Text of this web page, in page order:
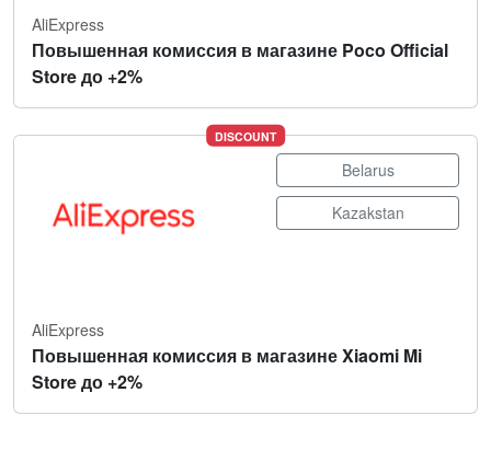
AliExpress
Повышенная комиссия в магазине Poco Official
Store до +2%
DISCOUNT
Belarus
Kazakstan
AliExpress
Повышенная комиссия в магазине Xiaomi Mi
Store до +2%